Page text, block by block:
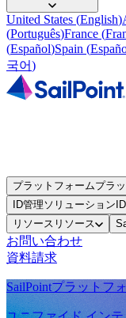
United States (English)
(Português)France (
(Español)Spain (
국어)
プラットフォームプラ
ID管理ソリューション
リソース リソース
お問い合わせ
資料請求
SailPointプラットフ